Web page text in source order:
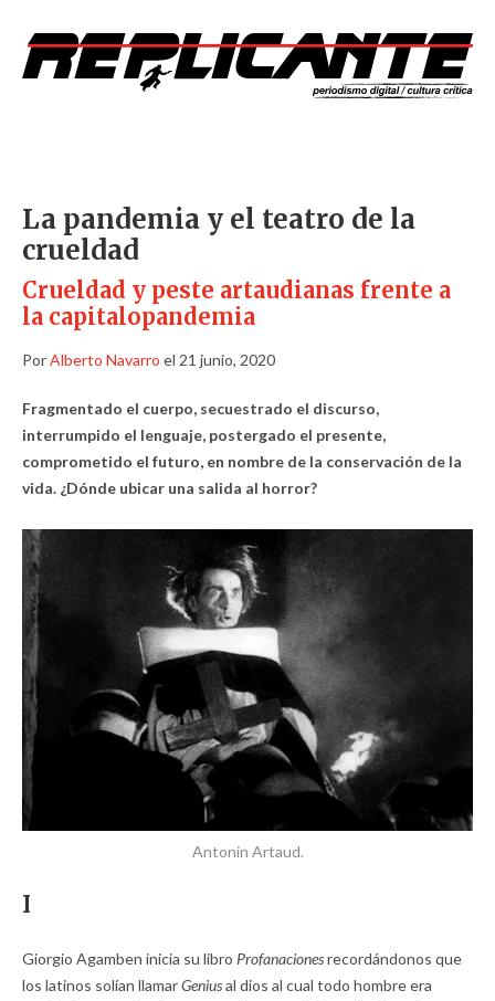
La pandemia y el teatro de la
crueldad
Crueldad y peste artaudianas frente a
la capitalopandemia
PorAlberto Navarro el 21 junio, 2020
Fragmentado el cuerpo, secuestrado el discurso,
interrumpido el lenguaje, postergado el presente,
comprometido el futuro, en nombre de la conservación de la
vida. ¿Dónde ubicar una salida al horror?
Antonin Artaud.
I
Giorgio Agamben inicia su libro Profanacionesrecordándonos que
los latinos solían llamarGeniusal dios al cual todo hombre era